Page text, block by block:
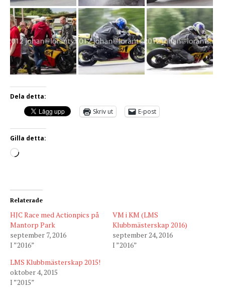
Dela detta:
Skriv ut
E-post
Gilla detta:
Relaterade
HJC Race med Actionpics på
Mantorp Park
september 7, 2016
I ”2016”
VM i KM (LMS
Klubbmästerskap 2016)
september 24, 2016
I ”2016”
LMS Klubbmästerskap 2015!
oktober 4, 2015
I ”2015”